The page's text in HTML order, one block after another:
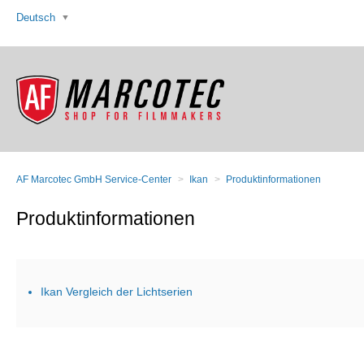
Deutsch
AF Marcotec GmbH Service-Center Ikan Produktinformationen
Produktinformationen
Ikan Vergleich der Lichtserien